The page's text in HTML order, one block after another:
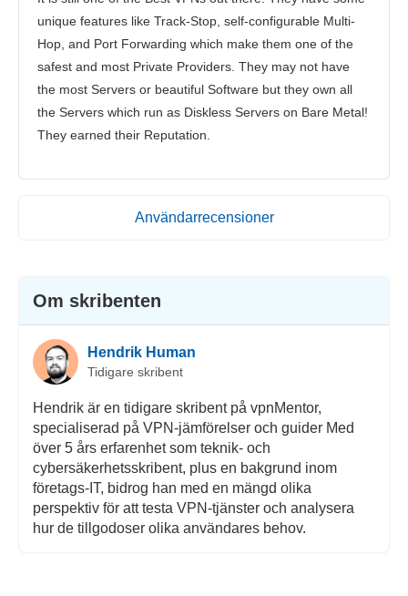
unique features like Track-Stop, self-configurable Multi-
Hop, and Port Forwarding which make them one of the
safest and most Private Providers. They may not have
the most Servers or beautiful Software but they own all
the Servers which run as Diskless Servers on Bare Metal!
They earned their Reputation.
Användarrecensioner
Om skribenten
Hendrik Human
Tidigare skribent
Hendrik är en tidigare skribent på vpnMentor,
specialiserad på VPN-jämförelser och guider Med
över 5 års erfarenhet som teknik- och
cybersäkerhetsskribent, plus en bakgrund inom
företags-IT, bidrog han med en mängd olika
perspektiv för att testa VPN-tjänster och analysera
hur de tillgodoser olika användares behov.